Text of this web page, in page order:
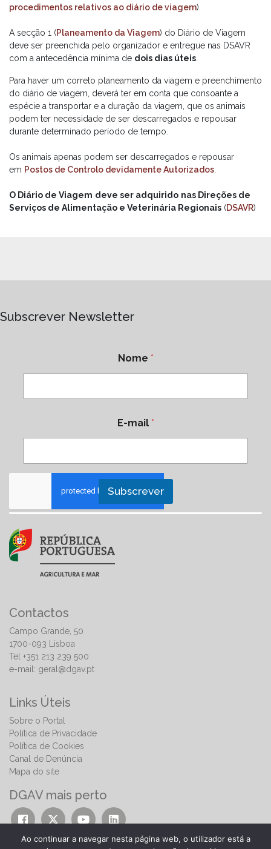
procedimentos relativos ao diário de viagem).
A secção 1 (Planeamento da Viagem) do Diário de Viagem
deve ser preenchida pelo organizador e entregue nas DSAVR
com a antecedência mínima de dois dias úteis
Para haver um correto planeamento da viagem e preenchimento
do diário de viagem, deverá ter em conta que consoante a
espécie a transportar e a duração da viagem, que os animais
podem ter necessidade de ser descarregados e repousar
durante determinado período de tempo.
Os animais apenas podem ser descarregados e repousar
em Postos de Controlo devidamente Autorizados
O Diário de Viagem deve ser adquirido nas Direções de
Serviços de Alimentação e Veterinária Regionais (DSAVR)
Subscrever Newsletter
Nome *
E-mail *
Subscrever
Contactos
Campo Grande, 50
1700-093 Lisboa
Tel +351 213 239 500
e-mail: geral@dgav.pt
Links Úteis
Sobre o Portal
Política de Privacidade
Política de Cookies
Canal de Denúncia
Mapa do site
DGAV mais perto
Ao continuar a navegar nesta página web, o utilizador está a